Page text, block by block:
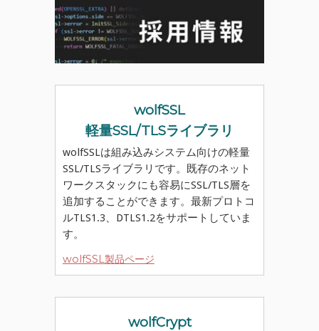
wolfSSL
軽量SSL/TLSライブラリ
wolfSSLは組み込みシステム向けの軽量
SSL/TLSライブラリです。既存のネット
ワークスタックにも容易にSSL/TLS層を
追加することができます。最新プロトコ
ルTLS1.3、DTLS1.2をサポートしていま
す。
wolfSSL製品ページ
wolfCrypt